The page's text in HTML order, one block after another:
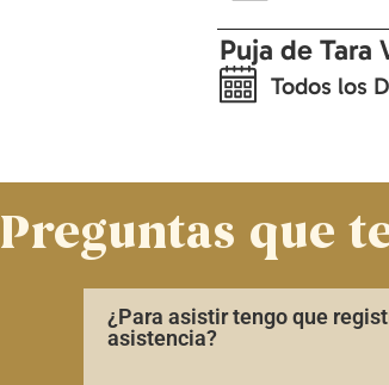
Puja de Tara
Todos los
Preguntas que
¿Para asistir tengo que
asistencia?